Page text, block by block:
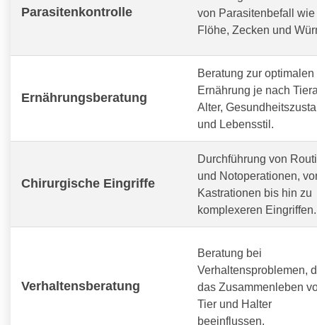
Parasitenkontrolle
von Parasitenbefall wie
Flöhe, Zecken und
Ernährungsberatung
Beratung zur optimalen
Ernährung je nach
Alter,
und Lebensstil.
Chirurgische Eingriffe
Durchführung von
und Notoperationen,
Kastrationen bis hin zu
komplexeren Eingriffen.
Verhaltensberatung
Beratung bei
Verhaltensproblemen,
das Zusammenleben
Tier und Halter
beeinflussen.